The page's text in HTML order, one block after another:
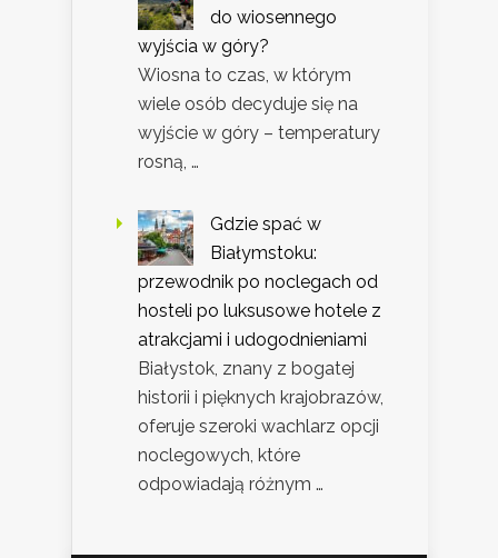
do wiosennego
wyjścia w góry?
Wiosna to czas, w którym
wiele osób decyduje się na
wyjście w góry – temperatury
rosną, …
Gdzie spać w
Białymstoku:
przewodnik po noclegach od
hosteli po luksusowe hotele z
atrakcjami i udogodnieniami
Białystok, znany z bogatej
historii i pięknych krajobrazów,
oferuje szeroki wachlarz opcji
noclegowych, które
odpowiadają różnym …